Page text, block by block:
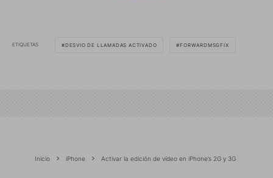
ETIQUETAS DESVIO DE LLAMADAS ACTIVADO FORWARDMSGFIX
Inicio iPhone Activar la edición de vídeo en iPhone’s 2G y 3G